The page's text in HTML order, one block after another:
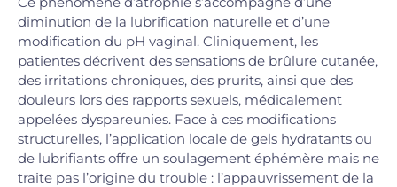
diminution de la lubrification naturelle et d’une
modification du pH vaginal. Cliniquement, les
patientes décrivent des sensations de brûlure cutanée,
des irritations chroniques, des prurits, ainsi que des
douleurs lors des rapports sexuels, médicalement
appelées dyspareunies. Face à ces modifications
structurelles, l’application locale de gels hydratants ou
de lubrifiants offre un soulagement éphémère mais ne
traite pas l’origine du trouble : l’appauvrissement de la